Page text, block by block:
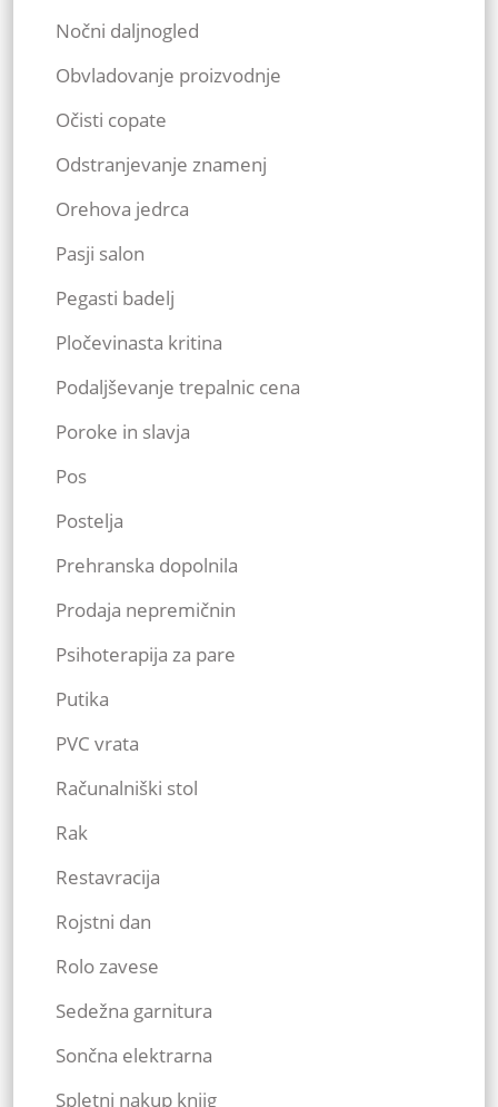
Nočni daljnogled
Obvladovanje proizvodnje
Očisti copate
Odstranjevanje znamenj
Orehova jedrca
Pasji salon
Pegasti badelj
Pločevinasta kritina
Podaljševanje trepalnic cena
Poroke in slavja
Pos
Postelja
Prehranska dopolnila
Prodaja nepremičnin
Psihoterapija za pare
Putika
PVC vrata
Računalniški stol
Rak
Restavracija
Rojstni dan
Rolo zavese
Sedežna garnitura
Sončna elektrarna
Spletni nakup knjig